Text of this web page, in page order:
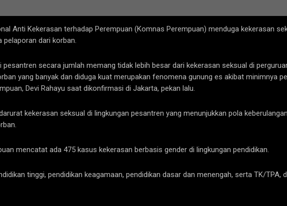
Anti Kekerasan terhadap Perempuan (Komnas Perempuan) menduga kekerasan
pelaporan dari korban.
pesantren secara jumlah memang tidak lebih besar dari kekerasan seksual di
yang banyak dan diduga kuat merupakan fenomena gunung es akibat minimnya
Devi Rahayu saat dikonfirmasi di Jakarta, pekan lalu.
kekerasan seksual di lingkungan pesantren yang menunjukkan pola
mencatat ada 475 kasus kekerasan berbasis gender di lingkungan pendidikan.
tinggi, pendidikan keagamaan, pendidikan dasar dan menengah, serta TK/